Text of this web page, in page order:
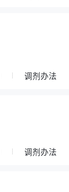
调剂办法
调剂办法